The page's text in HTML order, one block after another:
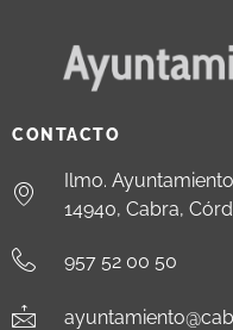
CONTACTO
Ilmo.
14940, Cabra,
957 52 00 50